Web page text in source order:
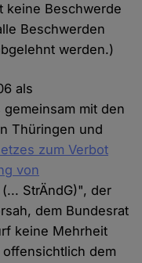
keine Beschwerde
Beschwerden
werden.)
als
mit den
Thüringen und
zum Verbot
von
(... StrÄndG)", der
dem Bundesrat
keine Mehrheit
dem